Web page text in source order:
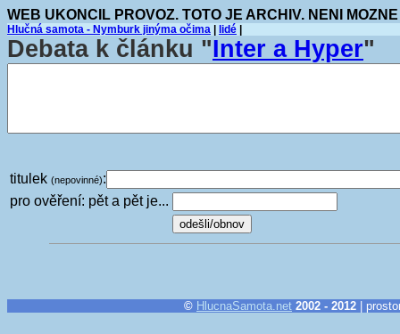
WEB UKONCIL PROVOZ. TOTO JE ARCHIV. NENI
Hlučná samota - Nymburk jinýma očima lidé
Debata k článku "Inter a Hyper"
titulek (nepovinné):
pro ověření: pět a pět je...
© HlucnaSamota.net 2002 - 2012 |